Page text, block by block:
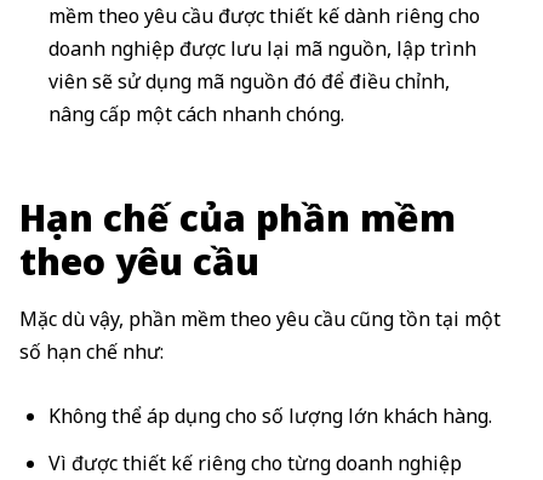
mềm theo yêu cầu được thiết kế dành riêng cho
doanh nghiệp được lưu lại mã nguồn, lập trình
viên sẽ sử dụng mã nguồn đó để điều chỉnh,
nâng cấp một cách nhanh chóng.
Hạn chế của phần mềm
theo yêu cầu
Mặc dù vậy, phần mềm theo yêu cầu cũng tồn tại một
số hạn chế như:
Không thể áp dụng cho số lượng lớn khách hàng.
Vì được thiết kế riêng cho từng doanh nghiệp